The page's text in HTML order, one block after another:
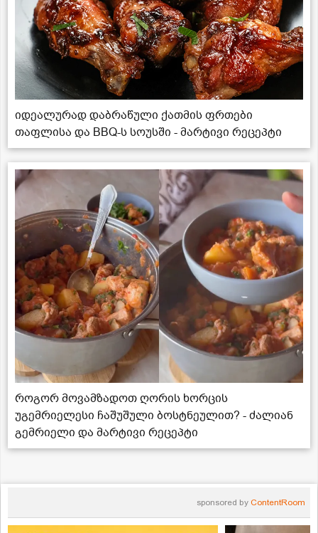
იდეალურად დაბრაწული ქათმის ფრთები
თაფლისა და BBQ-ს სოუსში - მარტივი რეცეპტი
როგორ მოვამზადოთ ღორის ხორცის
უგემრიელესი ჩაშუშული ბოსტნეულით? - ძალიან
გემრიელი და მარტივი რეცეპტი
sponsored by ContentRoom